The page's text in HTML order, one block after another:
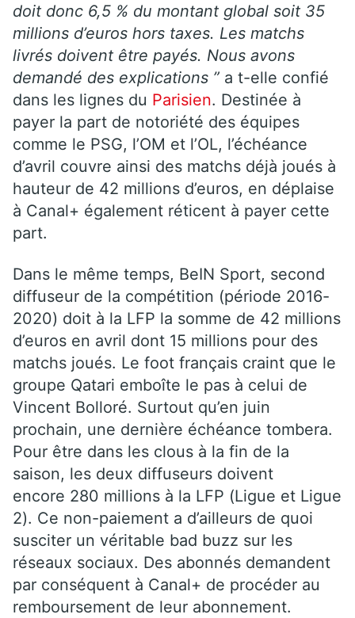
doit donc 6,5 % du montant global soit 35
millions d’euros hors taxes. Les matchs
livrés doivent être payés. Nous avons
demandé des explications ” a t-elle confié
dans les lignes du Parisien. Destinée à
payer la part de notoriété des équipes
comme le PSG, l’OM et l’OL, l’échéance
d’avril couvre ainsi des matchs déjà joués à
hauteur de 42 millions d’euros, en déplaise
à Canal+ également réticent à payer cette
part.
Dans le même temps, BeIN Sport, second
diffuseur de la compétition (période 2016-
2020) doit à la LFP la somme de 42 millions
d’euros en avril dont 15 millions pour des
matchs joués. Le foot français craint que le
groupe Qatari emboîte le pas à celui de
Vincent Bolloré. Surtout qu’en juin
prochain, une dernière échéance tombera.
Pour être dans les clous à la fin de la
saison, les deux diffuseurs doivent
encore 280 millions à la LFP (Ligue et Ligue
2). Ce non-paiement a d’ailleurs de quoi
susciter un véritable bad buzz sur les
réseaux sociaux. Des abonnés demandent
par conséquent à Canal+ de procéder au
remboursement de leur abonnement.